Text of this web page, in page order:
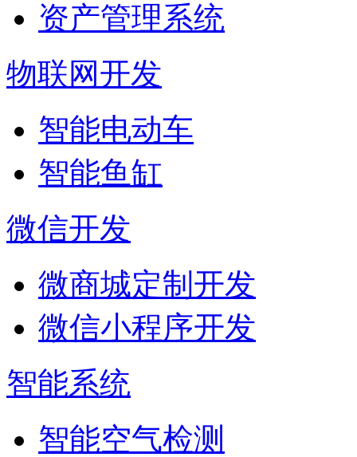
资产管理系统
物联网开发
智能电动车
智能鱼缸
微信开发
微商城定制开发
微信小程序开发
智能系统
智能空气检测